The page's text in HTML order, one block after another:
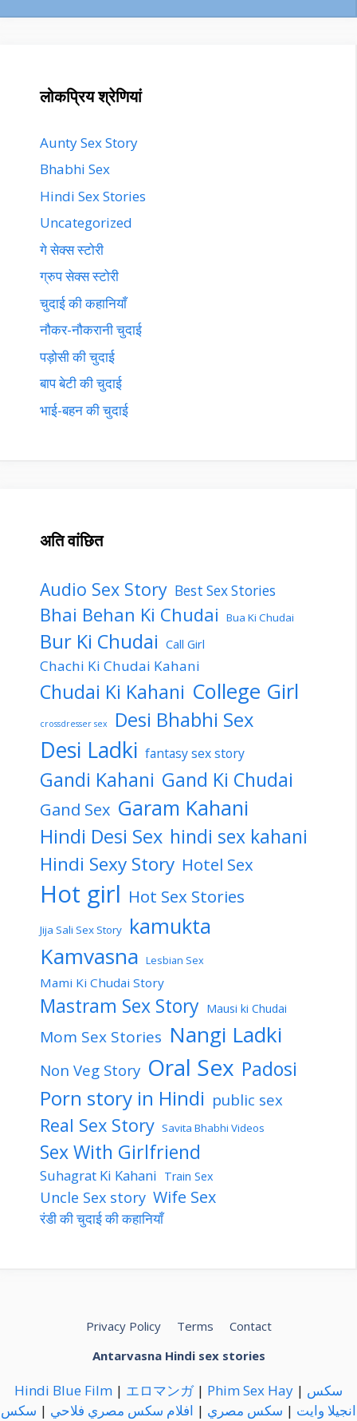
लोकप्रिय श्रेणियां
Aunty Sex Story
Bhabhi Sex
Hindi Sex Stories
Uncategorized
गे सेक्स स्टोरी
ग्रुप सेक्स स्टोरी
चुदाई की कहानियाँ
नौकर-नौकरानी चुदाई
पड़ोसी की चुदाई
बाप बेटी की चुदाई
भाई-बहन की चुदाई
अति वांछित
Audio Sex Story Best Sex Stories
Bhai Behan Ki Chudai Bua Ki Chudai
Bur Ki Chudai Call Girl
Chachi Ki Chudai Kahani
Chudai Ki Kahani College Girl
crossdresser sex Desi Bhabhi Sex
Desi Ladki fantasy sex story
Gandi Kahani Gand Ki Chudai
Gand Sex Garam Kahani
Hindi Desi Sex hindi sex kahani
Hindi Sexy Story Hotel Sex
Hot girl Hot Sex Stories
Jija Sali Sex Story kamukta
Kamvasna Lesbian Sex
Mami Ki Chudai Story
Mastram Sex Story Mausi ki Chudai
Mom Sex Stories Nangi Ladki
Non Veg Story Oral Sex Padosi
Porn story in Hindi public sex
Real Sex Story Savita Bhabhi Videos
Sex With Girlfriend
Suhagrat Ki Kahani Train Sex
Uncle Sex story Wife Sex
रंडी की चुदाई की कहानियाँ
Privacy Policy Terms
Contact
Antarvasna Hindi sex stories
Hindi Blue Film | エロマンガ| Phim Sex Hay | سكس
انجيلا وايت | سكس مصري | افلام سكس مصري فلاحي | سكس